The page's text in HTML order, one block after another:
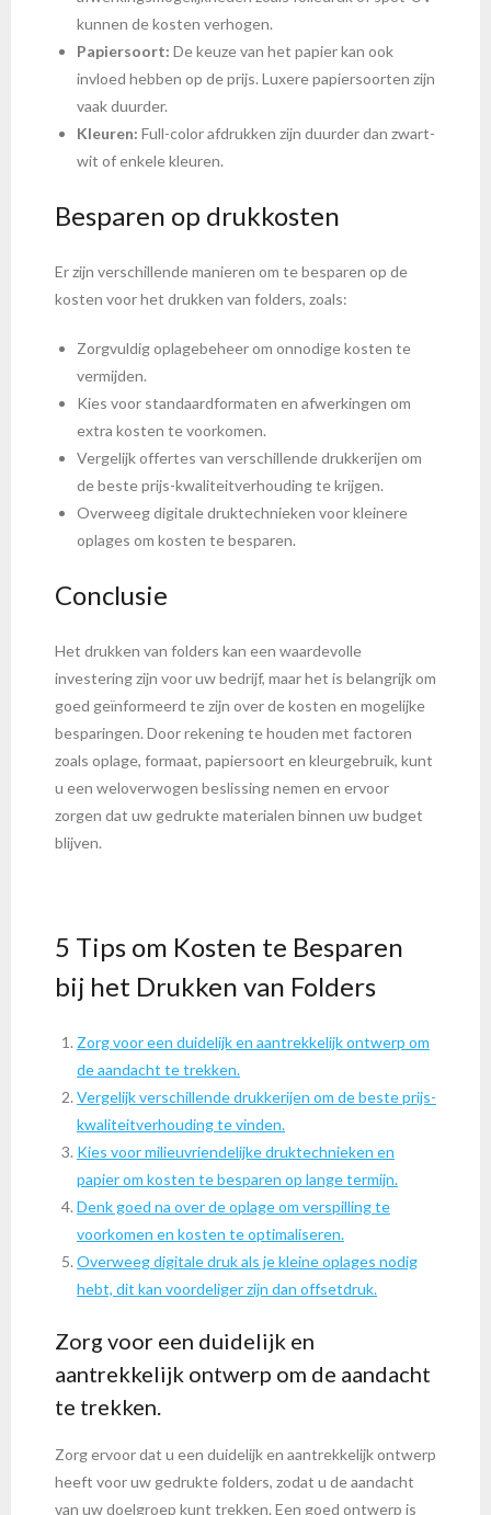
kunnen de kosten verhogen.
Papiersoort: De keuze van het papier kan ook
invloed hebben op de prijs. Luxere papiersoorten zijn
vaak duurder.
Kleuren: Full-color afdrukken zijn duurder dan zwart-
wit of enkele kleuren.
Besparen op drukkosten
Er zijn verschillende manieren om te besparen op de
kosten voor het drukken van folders, zoals:
Zorgvuldig oplagebeheer om onnodige kosten te
vermijden.
Kies voor standaardformaten en afwerkingen om
extra kosten te voorkomen.
Vergelijk offertes van verschillende drukkerijen om
de beste prijs-kwaliteitverhouding te krijgen.
Overweeg digitale druktechnieken voor kleinere
oplages om kosten te besparen.
Conclusie
Het drukken van folders kan een waardevolle
investering zijn voor uw bedrijf, maar het is belangrijk om
goed geïnformeerd te zijn over de kosten en mogelijke
besparingen. Door rekening te houden met factoren
zoals oplage, formaat, papiersoort en kleurgebruik, kunt
u een weloverwogen beslissing nemen en ervoor
zorgen dat uw gedrukte materialen binnen uw budget
blijven.
5 Tips om Kosten te Besparen
bij het Drukken van Folders
Zorg voor een duidelijk en aantrekkelijk ontwerp om
de aandacht te trekken.
Vergelijk verschillende drukkerijen om de beste prijs-
kwaliteitverhouding te vinden.
Kies voor milieuvriendelijke druktechnieken en
papier om kosten te besparen op lange termijn.
Denk goed na over de oplage om verspilling te
voorkomen en kosten te optimaliseren.
Overweeg digitale druk als je kleine oplages nodig
hebt, dit kan voordeliger zijn dan offsetdruk.
Zorg voor een duidelijk en
aantrekkelijk ontwerp om de aandacht
te trekken.
Zorg ervoor dat u een duidelijk en aantrekkelijk ontwerp
heeft voor uw gedrukte folders, zodat u de aandacht
van uw doelgroep kunt trekken. Een goed ontwerp is